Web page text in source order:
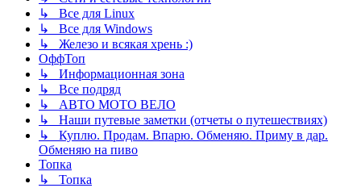
↳ Все для Linux
↳ Все для Windows
↳ Железо и всякая хрень :)
ОффТоп
↳ Информационная зона
↳ Все подряд
↳ АВТО МОТО ВЕЛО
↳ Наши путевые заметки (отчеты о путешествиях)
↳ Куплю. Продам. Впарю. Обменяю. Приму в дар.
Обменяю на пиво
Топка
↳ Топка